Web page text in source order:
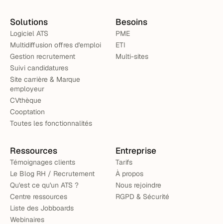
Solutions
Logiciel ATS
Multidiffusion offres d'emploi
Gestion recrutement
Suivi candidatures
Site carrière & Marque
employeur
CVthèque
Cooptation
Toutes les fonctionnalités
Besoins
PME
ETI
Multi-sites
Ressources
Témoignages clients
Le Blog RH / Recrutement
Qu'est ce qu'un ATS ?
Centre ressources
Liste des Jobboards
Webinaires
Entreprise
Tarifs
À propos
Nous rejoindre
RGPD & Sécurité